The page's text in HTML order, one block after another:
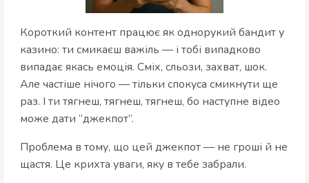
Короткий контент працює як однорукий бандит у
казино: ти смикаєш важіль — і тобі випадково
випадає якась емоція. Сміх, сльози, захват, шок.
Але частіше нічого — тільки спокуса смикнути ще
раз. І ти тягнеш, тягнеш, тягнеш, бо наступне відео
може дати “джекпот”.
Проблема в тому, що цей джекпот — не гроші й не
щастя. Це крихта уваги, яку в тебе забрали.